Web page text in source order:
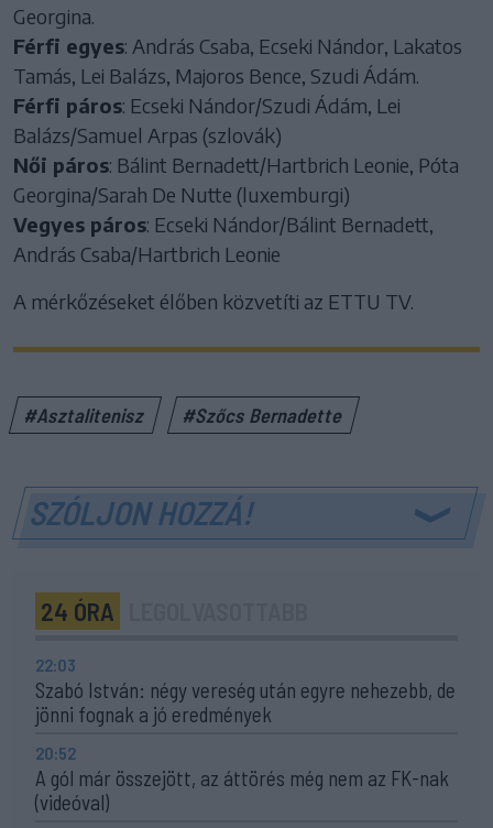
Georgina.
Férfi egyes: András Csaba, Ecseki Nándor, Lakatos
Tamás, Lei Balázs, Majoros Bence, Szudi Ádám.
Férfi páros: Ecseki Nándor/Szudi Ádám, Lei
Balázs/Samuel Arpas (szlovák)
Női páros: Bálint Bernadett/Hartbrich Leonie, Póta
Georgina/Sarah De Nutte (luxemburgi)
Vegyes páros: Ecseki Nándor/Bálint Bernadett,
András Csaba/Hartbrich Leonie
A mérkőzéseket élőben közvetíti az ETTU TV.
#Asztalitenisz #Szőcs Bernadette
SZÓLJON HOZZÁ!
24 ÓRA
22:03
Szabó István: négy vereség után egyre nehezebb, de
jönni fognak a jó eredmények
20:52
A gól már összejött, az áttörés még nem az FK-nak
(videóval)